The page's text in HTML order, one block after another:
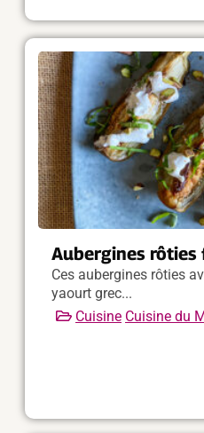
Aubergines
Ces aubergines rôties
yaourt grec...
Cuisine Cuisine du